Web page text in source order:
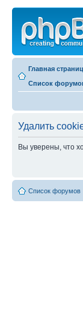
Главная
Список
Удалить
Вы уверены, что
Список форумов